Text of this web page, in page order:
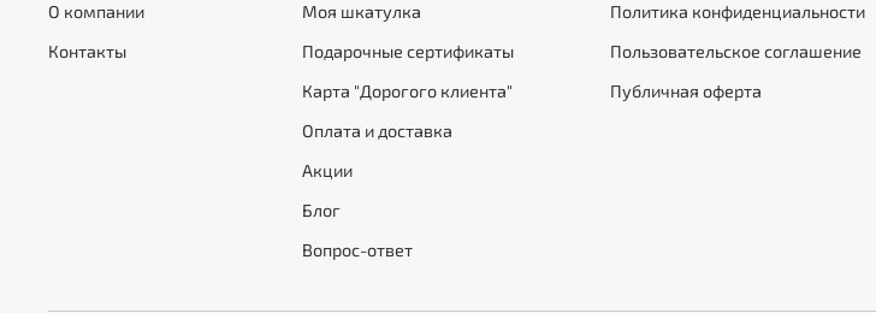
О компании
Контакты
Моя шкатулка
Подарочные сертификаты
Карта "Дорогого клиента"
Оплата и доставка
Акции
Блог
Вопрос-ответ
Политика конфиденциальности
Пользовательское соглашение
Публичная оферта